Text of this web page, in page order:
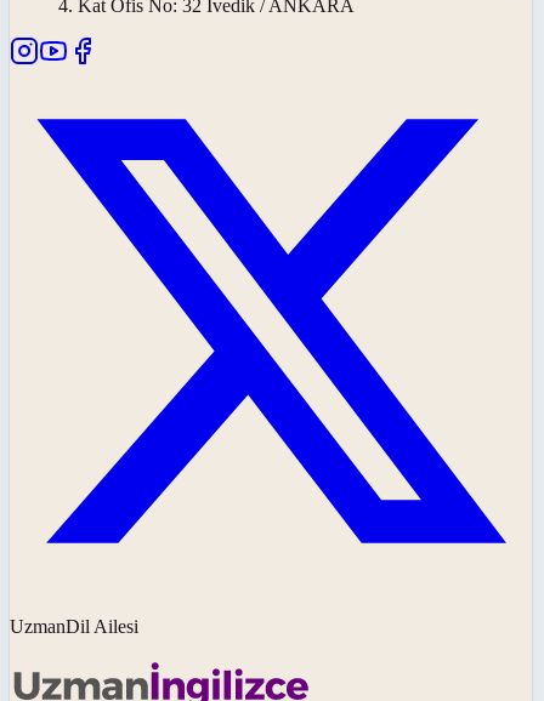
4. Kat Ofis No: 32 İvedik / ANKARA
UzmanDil Ailesi